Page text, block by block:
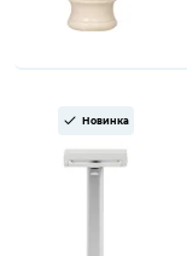
Новинка